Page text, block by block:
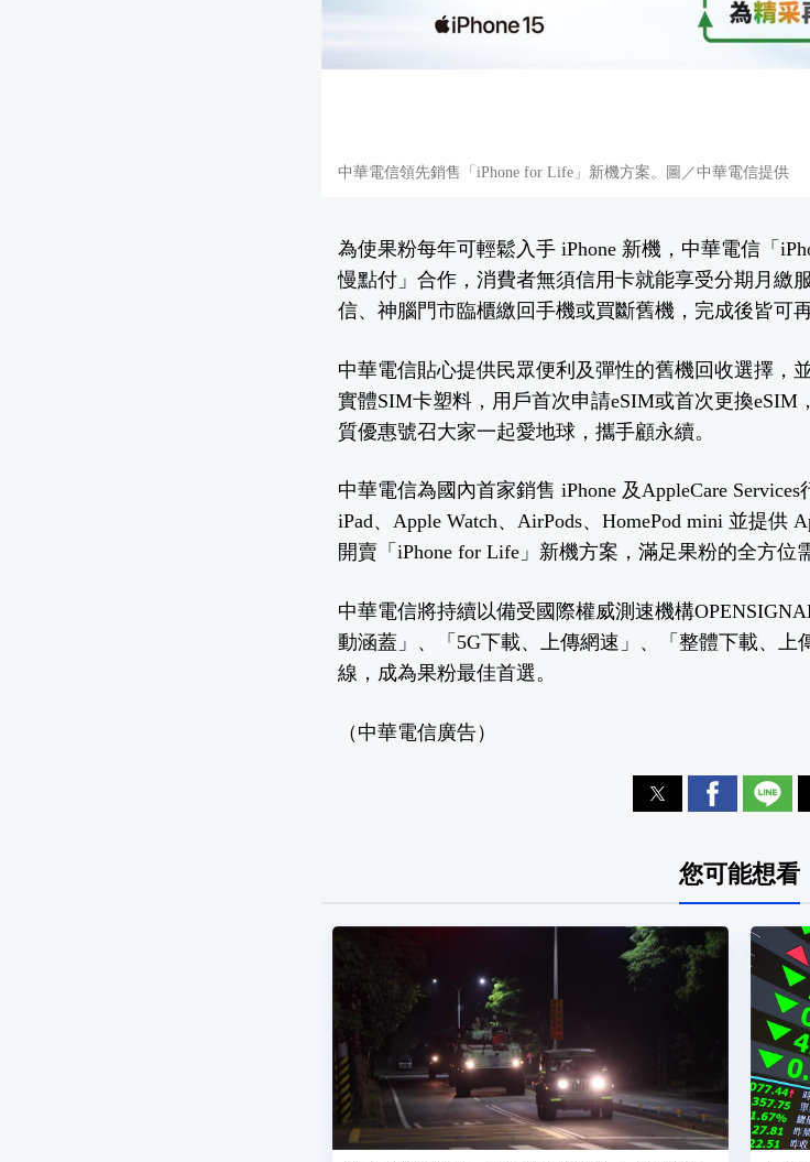
中華電信領先銷售「iPhone for Life」新機方案。圖／中華電信提供
為使果粉每年可輕鬆入手 iPhone 新機，中華電信「
慢點付」合作，消費者無須信用卡就能享受分期月繳
信、神腦門市臨櫃繳回手機或買斷舊機，完成後皆可
中華電信貼心提供民眾便利及彈性的舊機回收選擇，
實體SIM卡塑料，用戶首次申請eSIM或首次更換eSIM
質優惠號召大家一起愛地球，攜手顧永續。
中華電信為國內首家銷售 iPhone 及AppleCare
iPad、Apple Watch、AirPods、HomePod mini 並提供
開賣「iPhone for Life」新機方案，滿足果粉的全方位
中華電信將持續以備受國際權威測速機構
動涵蓋」、「5G下載、上傳網速」、「整體下載、上
線，成為果粉最佳首選。
（中華電信廣告）
您可能想看